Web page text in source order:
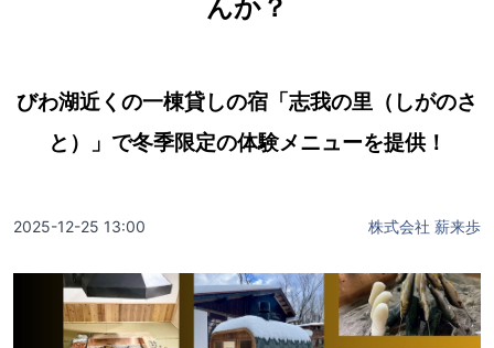
んか？
びわ湖近くの一棟貸しの宿「志我の里（しがのさ
と）」で冬季限定の体験メニューを提供！
2025-12-25 13:00 株式会社 薪来歩